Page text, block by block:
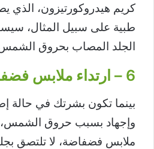
كريم هيدروكورتيزون،
طبية على سبيل المثال،
الجلد المصاب بحروق
6 – ارتداء ملابس فضفاضة
بينما تكون بشرتك في حالة
وإجهاد بسبب حروق الشمس،
ملابس فضفاضة، لا تلتصق